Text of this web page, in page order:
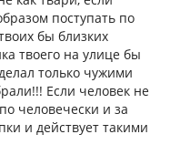
поступать по
бы близких
твоего на улице бы
только чужими
Если человек не
человечески и за
и действует такими